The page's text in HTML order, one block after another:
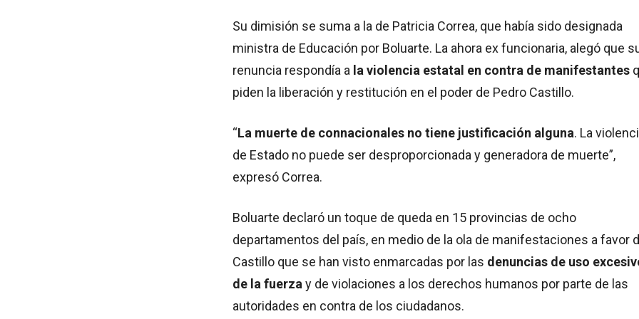
Su dimisión se suma a la de Patricia Correa, que había sido designada
ministra de Educación por Boluarte. La ahora ex funcionaria, alegó que
renuncia respondía a la violencia estatal en contra de manifestantes
piden la liberación y restitución en el poder de Pedro Castillo.
“La muerte de connacionales no tiene justificación alguna. La
de Estado no puede ser desproporcionada y generadora de muerte”,
expresó Correa.
Boluarte declaró un toque de queda en 15 provincias de ocho
departamentos del país, en medio de la ola de manifestaciones a favor
Castillo que se han visto enmarcadas por las denuncias de uso
de la fuerzay de violaciones a los derechos humanos por parte de las
autoridades en contra de los ciudadanos.